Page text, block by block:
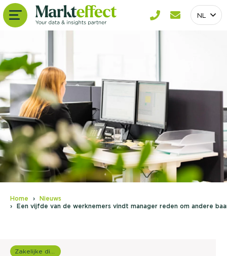
NL
Home
Nieuws
Een vijfde van de werknemers vindt manager reden om andere
Zakelijke dienstverlening (B2B)